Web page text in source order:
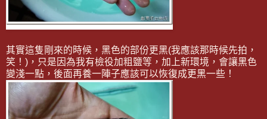
其實這隻剛來的時候，黑色的部份更黑(我應該那時候先拍，
笑！)，只是因為我有檢役加粗鹽等，加上新環境，會讓黑色
變淺一點，後面再養一陣子應該可以恢復成更黑一些！